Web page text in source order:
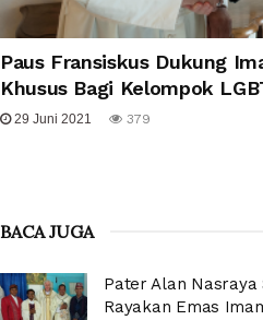
Paus Fransiskus Dukung
Khusus Bagi Kelompok
29 Juni 2021 379
BACA JUGA
Pater Alan Nasraya
Rayakan Emas